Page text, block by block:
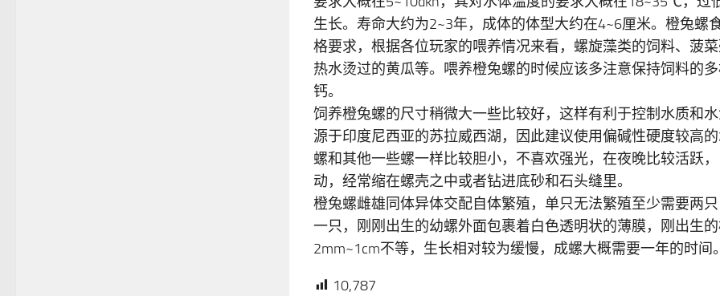
生长。寿命大约为2~3年，成体的体型大约在4~6厘米。橙兔螺
格要求，根据各位玩家的喂养情况来看，螺旋藻类的饲料、菠
热水烫过的黄瓜等。喂养橙兔螺的时候应该多注意保持饲料的
钙。
饲养橙兔螺的尺寸稍微大一些比较好，这样有利于控制水质和
源于印度尼西亚的苏拉威西湖，因此建议使用偏碱性硬度较高
螺和其他一些螺一样比较胆小，不喜欢强光，在夜晚比较活跃
动，经常缩在螺壳之中或者钻进底砂和石头缝里。
橙兔螺雌雄同体异体交配自体繁殖，单只无法繁殖至少需要两
一只，刚刚出生的幼螺外面包裹着白色透明状的薄膜，刚出生
2mm~1cm不等，生长相对较为缓慢，成螺大概需要一年的时间
10,787